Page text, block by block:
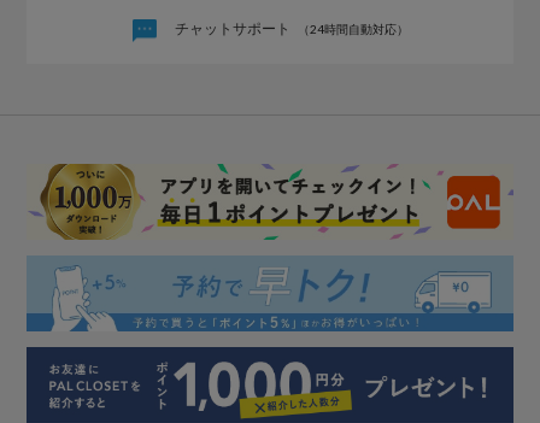
チャットサポート （24時間自動対応）